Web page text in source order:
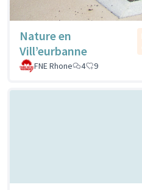
Nature en
Vill’eurbanne
FNE Rhone
4 9